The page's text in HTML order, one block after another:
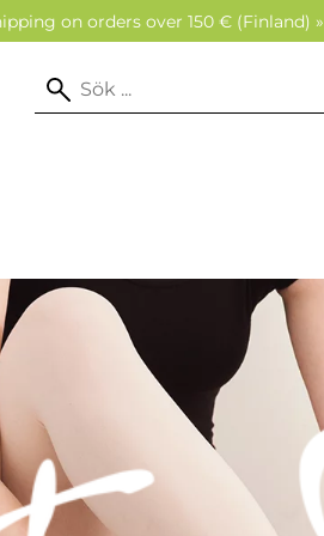
on orders over 150 € (Finland) »